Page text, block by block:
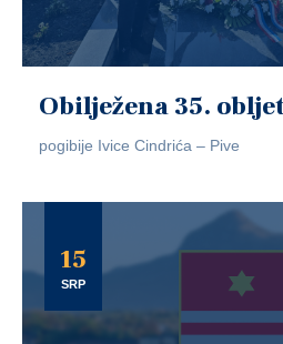
Obilježena 35.
pogibije Ivice Cindrića – Pive
15
SRP